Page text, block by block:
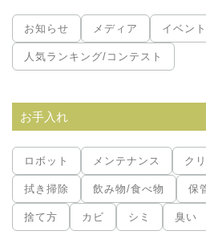
お知らせ メディア イベント
人気ランキング/コンテスト
お手入れ
ロボット メンテナンス ク
拭き掃除 飲み物/食べ物 保
捨て方 カビ シミ 臭い